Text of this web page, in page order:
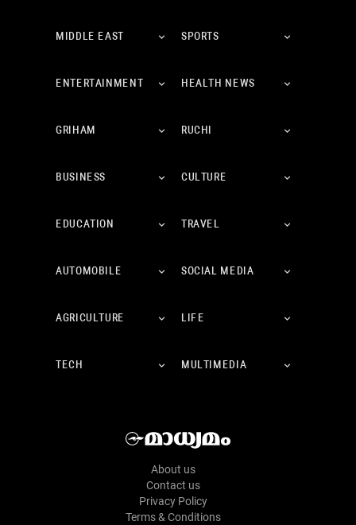
MIDDLE EAST SPORTS
ENTERTAINMENT HEALTH NEWS
GRIHAM RUCHI
BUSINESS CULTURE
EDUCATION TRAVEL
AUTOMOBILE SOCIAL MEDIA
AGRICULTURE LIFE
TECH MULTIMEDIA
About us
Contact us
Privacy Policy
Terms & Conditions